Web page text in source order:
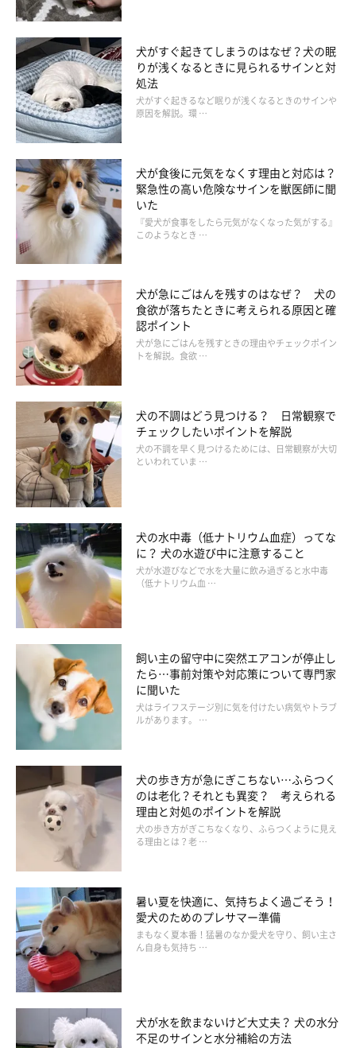
犬がすぐ起きてしまうのはなぜ？犬の眠
りが浅くなるときに見られるサインと対
処法
犬がすぐ起きるなど眠りが浅くなるときのサインや
原因を解説。環 …
犬が食後に元気をなくす理由と対応は？
緊急性の高い危険なサインを獣医師に聞
いた
『愛犬が食事をしたら元気がなくなった気がする』
このようなとき …
犬が急にごはんを残すのはなぜ？ 犬の
食欲が落ちたときに考えられる原因と確
認ポイント
犬が急にごはんを残すときの理由やチェックポイン
トを解説。食欲 …
犬の不調はどう見つける？ 日常観察で
チェックしたいポイントを解説
犬の不調を早く見つけるためには、日常観察が大切
といわれていま …
犬の水中毒（低ナトリウム血症）ってな
に？ 犬の水遊び中に注意すること
犬が水遊びなどで水を大量に飲み過ぎると水中毒
（低ナトリウム血 …
飼い主の留守中に突然エアコンが停止し
たら…事前対策や対応策について専門家
に聞いた
犬はライフステージ別に気を付けたい病気やトラブ
ルがあります。 …
犬の歩き方が急にぎこちない…ふらつく
のは老化？それとも異変？ 考えられる
理由と対処のポイントを解説
犬の歩き方がぎこちなくなり、ふらつくように見え
る理由とは？老 …
暑い夏を快適に、気持ちよく過ごそう！
愛犬のためのプレサマー準備
まもなく夏本番！猛暑のなか愛犬を守り、飼い主さ
ん自身も気持ち …
犬が水を飲まないけど大丈夫？ 犬の水分
不足のサインと水分補給の方法